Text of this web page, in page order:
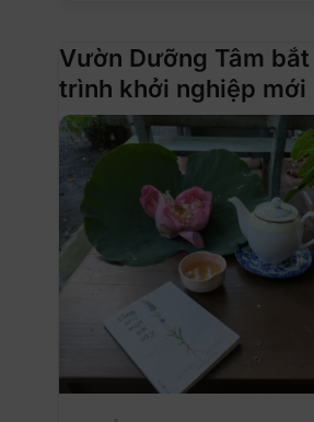
Vườn Dưỡng Tâm
trình khởi nghiệp mới